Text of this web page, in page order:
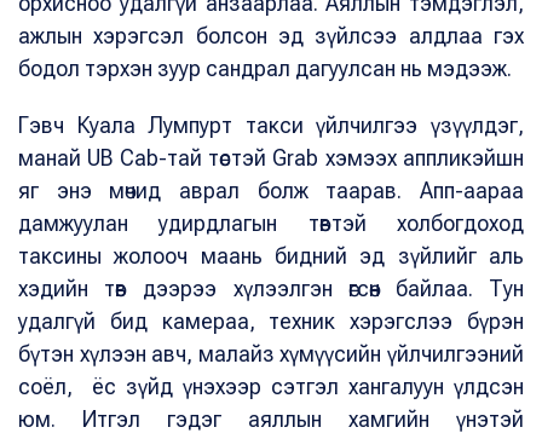
ажлын хэрэгсэл болсон эд зүйлсээ алдлаа гэх
бодол тэрхэн зуур сандрал дагуулсан нь мэдээж.
Гэвч Куала Лумпурт такси үйлчилгээ үзүүлдэг,
манай UB Cab-тай төстэй Grab хэмээх аппликэйшн
яг энэ мөчид аврал болж таарав. Апп-аараа
дамжуулан удирдлагын төвтэй холбогдоход
таксины жолооч маань бидний эд зүйлийг аль
хэдийн төв дээрээ хүлээлгэн өгсөн байлаа. Тун
удалгүй бид камераа, техник хэрэгслээ бүрэн
бүтэн хүлээн авч, малайз хүмүүсийн үйлчилгээний
соёл, ёс зүйд үнэхээр сэтгэл хангалуун үлдсэн
юм. Итгэл гэдэг аяллын хамгийн үнэтэй